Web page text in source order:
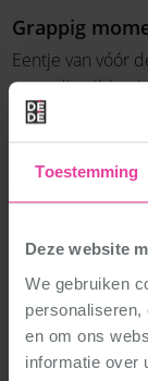
Toestemming
Deze website
We gebruiken
en om ons
informatie over
Grappig
Eentje van vóór
maar dit wilde
voorbijganger:
kunt inparkeren!’
Eindproject MMJ
Leukste
D-Mission